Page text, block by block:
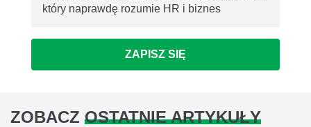
który naprawdę rozumie HR i biznes
ZAPISZ SIĘ
ZOBACZ OSTATNIE ARTYKUŁY